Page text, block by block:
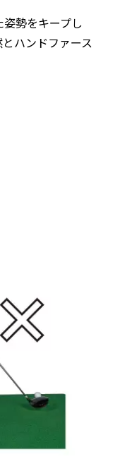
勢をキープし
ハンドファース